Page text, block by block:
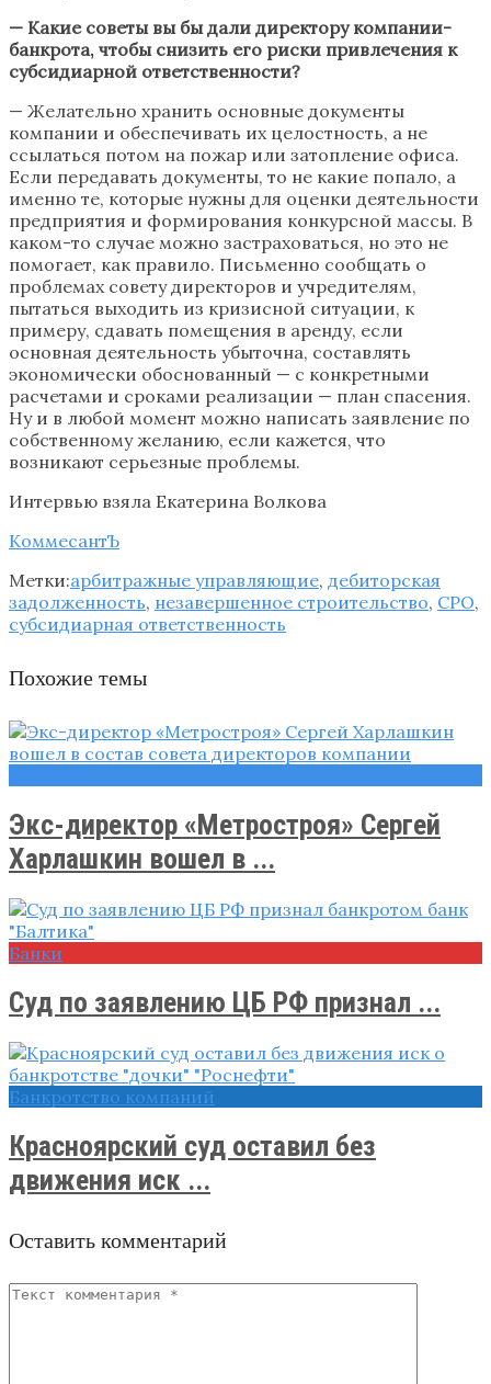
— Какие советы вы бы дали директору компании-
банкрота, чтобы снизить его риски привлечения к
субсидиарной ответственности?
— Желательно хранить основные документы
компании и обеспечивать их целостность, а не
ссылаться потом на пожар или затопление офиса.
Если передавать документы, то не какие попало, а
именно те, которые нужны для оценки деятельности
предприятия и формирования конкурсной массы. В
каком-то случае можно застраховаться, но это не
помогает, как правило. Письменно сообщать о
проблемах совету директоров и учредителям,
пытаться выходить из кризисной ситуации, к
примеру, сдавать помещения в аренду, если
основная деятельность убыточна, составлять
экономически обоснованный — с конкретными
расчетами и сроками реализации — план спасения.
Ну и в любой момент можно написать заявление по
собственному желанию, если кажется, что
возникают серьезные проблемы.
Интервью взяла Екатерина Волкова
КоммесантЪ
Метки:арбитражные управляющие, дебиторская
задолженность, незавершенное строительство, СРО,
субсидиарная ответственность
Похожие темы
Экс-директор «Метростроя» Сергей
Харлашкин вошел в ...
Банки
Суд по заявлению ЦБ РФ признал ...
Банкротство компаний
Красноярский суд оставил без
движения иск ...
Оставить комментарий